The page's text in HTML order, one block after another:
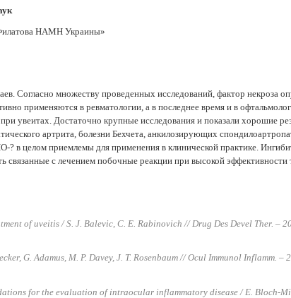
НАМН Украины»
Согласно множеству проведенных исследований, фактор некроза
применяются в ревматологии, а в последнее время и в
увеитах. Достаточно крупные исследования и показали хорошие
артрита, болезни Бехчета, анкилозирующих
? в целом приемлемы для применения в клинической практике.
связанные с лечением побочные реакции при высокой эффективности
of uveitis / S. J. Balevic, C. E. Rabinovich // Drug Des Devel Ther. –
G. Adamus, M. P. Davey, J. T. Rosenbaum // Ocul Immunol Inflamm. –
for the evaluation of intraocular inflammatory disease / E. Bloch-